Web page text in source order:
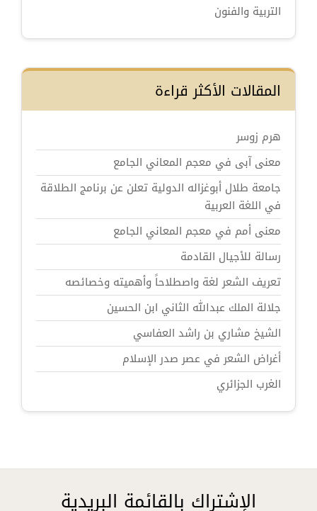
التربية والفنون
المقالات الأكثر قراءة
هرم زوسر
معنى آبى في معجم المعاني الجامع
جامعة طلال أبوغزاله الدولية تعلن عن برنامج الطلاقة
في اللغة العربية
معنى أمم في معجم المعاني الجامع
رسالة للأجيال القادمة
تعريف الشعر لغة واصطلاحاً وأهميته وخصائصه
جلالة الملك عبدالله الثاني ابن الحسين
الشيخ مشاري بن راشد العفاسي
أغراض الشعر في عصر صدر الإسلام
الغرب الجزائري
الإشتراك بالقائمة البريدية